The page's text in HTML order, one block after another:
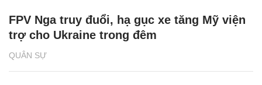
QUÂN SỰ
FPV Nga truy đuổi, hạ gục xe tăng Mỹ viện
trợ cho Ukraine trong đêm